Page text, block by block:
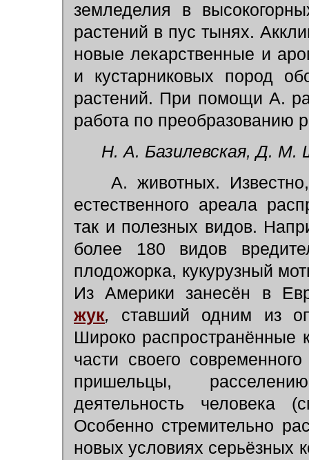
земледелия в
растений в пус тынях.
новые лекарственные и
и кустарниковых пород
растений. При помощи А.
работа по преобразованию
Н. А. Базилевская, Д. М.
А. животных.
естественного ареала
так и полезных видов.
более 180 видов
плодожорка, кукурузный
Из Америки занесён в
жук,
ставший одним из
Широко распространённые
части своего
пришельцы,
деятельность человека
Особенно стремительно
новых условиях серьёзных